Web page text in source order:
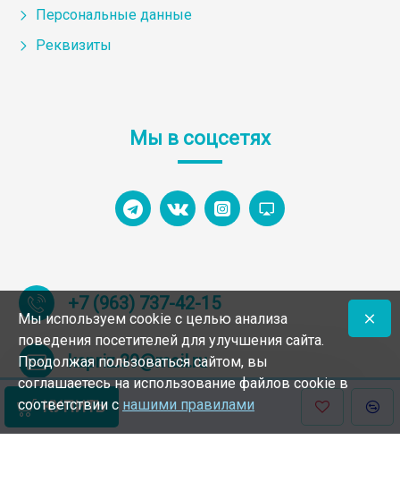
КУПИТЬ
Персональные данные
Реквизиты
Мы в соцсетях
+7 (963) 737-42-15
kapriz.39@mail.ru
Мы используем cookie с целью анализа
поведения посетителей для улучшения сайта.
Продолжая пользоваться сайтом, вы
соглашаетесь на использование файлов cookie в
соответствии с нашими правилами